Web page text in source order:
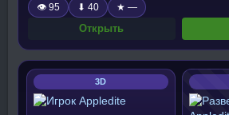
👁 95 ⬇ 40 ★ —
Открыть
3D